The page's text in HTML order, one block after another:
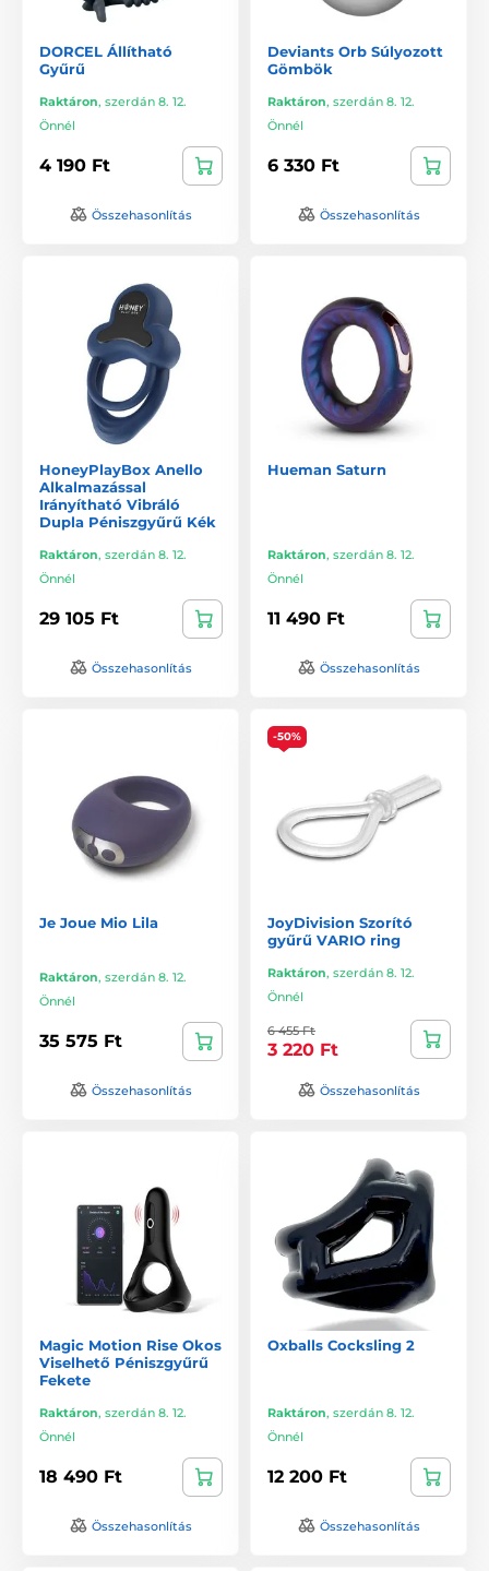
DORCEL Állítható
Gyűrű
Raktáron, szerdán 8. 12.
Önnél
4 190 Ft
Összehasonlítás
Deviants Orb Súlyozott
Gömbök
Raktáron, szerdán 8. 12.
Önnél
6 330 Ft
Összehasonlítás
HoneyPlayBox Anello
Alkalmazással
Irányítható Vibráló
Dupla Péniszgyűrű Kék
Raktáron, szerdán 8. 12.
Önnél
29 105 Ft
Összehasonlítás
Hueman Saturn
Raktáron, szerdán 8. 12.
Önnél
11 490 Ft
Összehasonlítás
Je Joue Mio Lila
Raktáron, szerdán 8. 12.
Önnél
35 575 Ft
Összehasonlítás
-50%
JoyDivision Szorító
gyűrű VARIO ring
Raktáron, szerdán 8. 12.
Önnél
6 455 Ft
3 220 Ft
Összehasonlítás
Magic Motion Rise Okos
Viselhető Péniszgyűrű
Fekete
Raktáron, szerdán 8. 12.
Önnél
18 490 Ft
Összehasonlítás
Oxballs Cocksling 2
Raktáron, szerdán 8. 12.
Önnél
12 200 Ft
Összehasonlítás